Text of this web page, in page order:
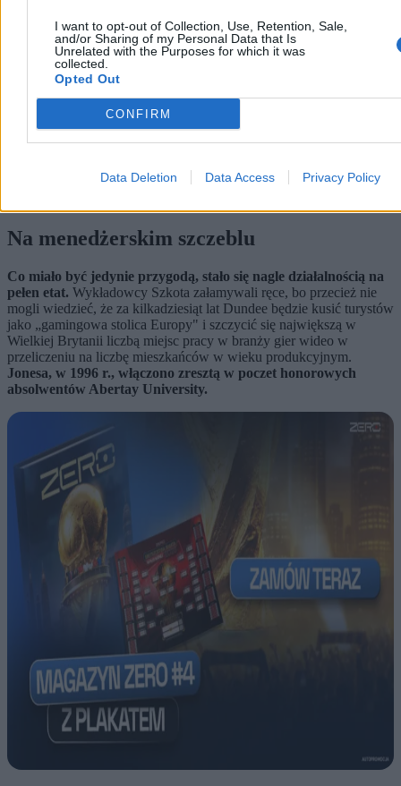
I want to opt-out of Collection, Use, Retention, Sale,
and/or Sharing of my Personal Data that Is
Unrelated with the Purposes for which it was
collected.
Opted Out
CONFIRM
Data Deletion Data Access Privacy Policy
Na menedżerskim szczeblu
Co miało być jedynie przygodą, stało się nagle działalnością na
pełen etat. Wykładowcy Szkota załamywali ręce, bo przecież nie
mogli wiedzieć, że za kilkadziesiąt lat Dundee będzie kusić turystów
jako „gamingowa stolica Europy" i szczycić się największą w
Wielkiej Brytanii liczbą miejsc pracy w branży gier wideo w
przeliczeniu na liczbę mieszkańców w wieku produkcyjnym.
Jonesa, w 1996 r., włączono zresztą w poczet honorowych
absolwentów Abertay University.